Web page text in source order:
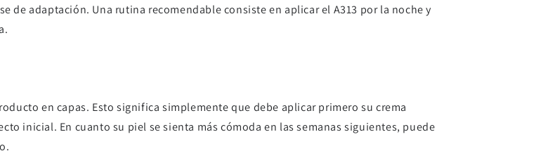
de adaptación. Una rutina recomendable consiste en aplicar el A313 por la noche y
en capas. Esto significa simplemente que debe aplicar primero su crema
inicial. En cuanto su piel se sienta más cómoda en las semanas siguientes, puede